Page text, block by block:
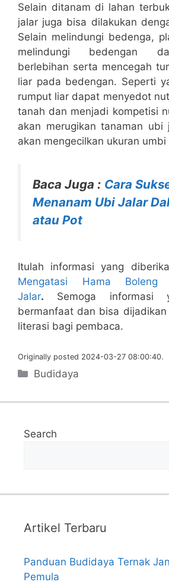
Selain ditanam di lahan
jalar juga bisa dilakukan
Selain melindungi bedenga,
melindungi bedengan
berlebihan serta mencegah
liar pada bedengan. Seperti
rumput liar dapat menyedot
tanah dan menjadi kompetisi
akan merugikan tanaman ubi
akan mengecilkan ukuran umbi
Baca Juga : Cara
Menanam Ubi Jalar
atau Pot
Itulah informasi yang
Mengatasi Hama Boleng
Jalar. Semoga informasi
bermanfaat dan bisa
literasi bagi pembaca.
Originally posted 2024-03-27 08:00:40.
Categories
Budidaya
Search
Artikel Terbaru
Panduan Budidaya Ternak
Pemula